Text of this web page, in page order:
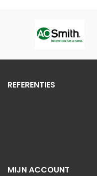
REFERENTIES
MIJN ACCOUNT